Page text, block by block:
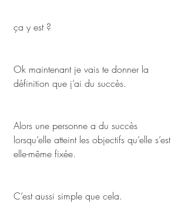
ça y est ?
Ok maintenant je vais te donner la
définition que j’ai du succès.
Alors une personne a du succès
lorsqu’elle atteint les objectifs qu’elle s’est
elle-même fixée.
C’est aussi simple que cela.